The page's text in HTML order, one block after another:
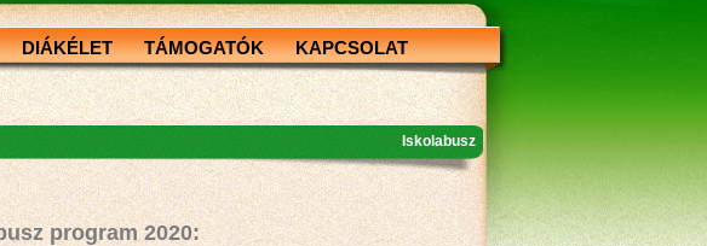
DIÁKÉLET TÁMOGATÓK KAPCSOLAT
Iskolabusz
program 2020: